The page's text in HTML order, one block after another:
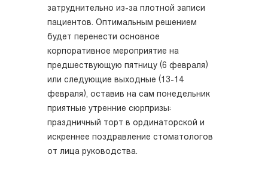
затруднительно из-за плотной записи
пациентов. Оптимальным решением
будет перенести основное
корпоративное мероприятие на
предшествующую пятницу (6 февраля)
или следующие выходные (13-14
февраля), оставив на сам понедельник
приятные утренние сюрпризы:
праздничный торт в ординаторской и
искреннее поздравление стоматологов
от лица руководства.